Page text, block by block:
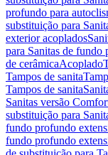
profundo para
substituição para
exterior acoplados
para Sanitas de fundo
de cerâmicaAcoplado
Tampos de sanita
Tampos de sanita
Sanitas versão
substituição para
fundo profundo
fundo profundo